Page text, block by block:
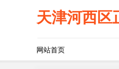
天津河西区
网站首页